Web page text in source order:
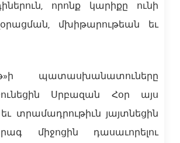
որոնք կարիքը ունի
մխիթարութեան եւ
պատասխանատուները
Սրբազան Հօր այս
տրամադրութիւն յայտնեցին
միջոցին դասաւորելու